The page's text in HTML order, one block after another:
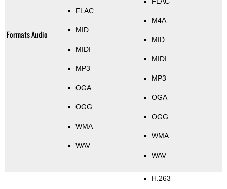
Formats Audio
FLAC
MID
MIDI
MP3
OGA
OGG
WMA
WAV
M4A
MID
MIDI
MP3
OGA
OGG
WMA
WAV
H.263